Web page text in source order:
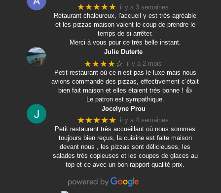
★★★★★ il y a 3 semaines
Retaurant chaleureux, l'accueil y est très agréable
et les pizzas maison valent le coup de prendre le
temps de si arrêter.
Merci à vous pour ce très belle instant.
Julie Duterte
★★★★☆ il y a 2 mois
Petit restaurant où ce n’est pas le luxe mais nous
avions commandé des pizzas, effectivement c’était
bien fait maison et elles étaient très bonne ! 👍
Le patron est sympathique.
Jocelyne Prou
★★★★★ il y a 4 semaines
Petit restaurant très accueillant où nous sommes
toujours bien reçus, la cuisine est faite maison
devant nous , les pizzas sont délicieuses, les
salades très copieuses et les coupes de glaces au
top et ce avec un bon rapport qualité prix.